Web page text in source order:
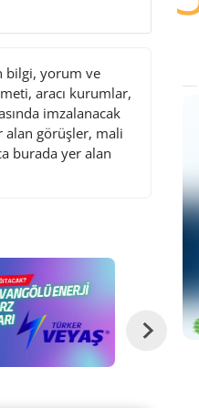
bilgi, yorum ve
aracı kurumlar,
imzalanacak
alan görüşler, mali
burada yer alan